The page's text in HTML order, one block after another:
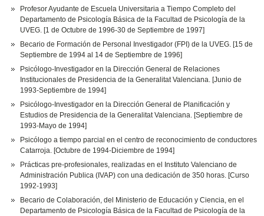
Profesor Ayudante de Escuela Universitaria a Tiempo Completo del
Departamento de Psicología Básica de la Facultad de Psicología de la
UVEG. [1 de Octubre de 1996-30 de Septiembre de 1997]
Becario de Formación de Personal Investigador (FPI) de la UVEG. [15 de
Septiembre de 1994 al 14 de Septiembre de 1996]
Psicólogo-Investigador en la Dirección General de Relaciones
Institucionales de Presidencia de la Generalitat Valenciana. [Junio de
1993-Septiembre de 1994]
Psicólogo-Investigador en la Dirección General de Planificación y
Estudios de Presidencia de la Generalitat Valenciana. [Septiembre de
1993-Mayo de 1994]
Psicólogo a tiempo parcial en el centro de reconocimiento de conductores
Catarroja. [Octubre de 1994-Diciembre de 1994]
Prácticas pre-profesionales, realizadas en el Instituto Valenciano de
Administración Publica (IVAP) con una dedicación de 350 horas. [Curso
1992-1993]
Becario de Colaboración, del Ministerio de Educación y Ciencia, en el
Departamento de Psicología Básica de la Facultad de Psicología de la